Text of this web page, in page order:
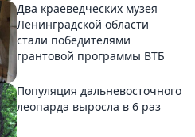
Два краеведческих музея
Ленинградской области
стали победителями
грантовой программы ВТБ
Популяция дальневосточного
леопарда выросла в 6 раз